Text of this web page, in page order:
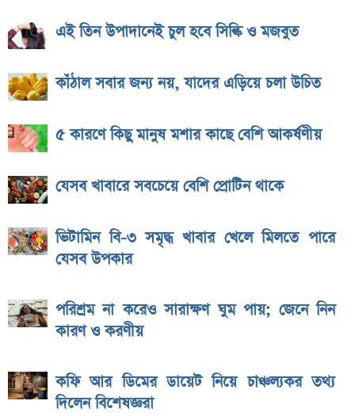
এই তিন উপাদানেই চুল হবে সিল্কি ও মজবুত
কাঁঠাল সবার জন্য নয়, যাদের এড়িয়ে চলা উচিত
৫ কারণে কিছু মানুষ মশার কাছে বেশি আকর্ষণীয়
যেসব খাবারে সবচেয়ে বেশি প্রোটিন থাকে
ভিটামিন বি-৩ সমৃদ্ধ খাবার খেলে মিলতে পারে
যেসব উপকার
পরিশ্রম না করেও সারাক্ষণ ঘুম পায়; জেনে নিন
কারণ ও করণীয়
কফি আর ডিমের ডায়েট নিয়ে চাঞ্চল্যকর তথ্য
দিলেন বিশেষজ্ঞরা